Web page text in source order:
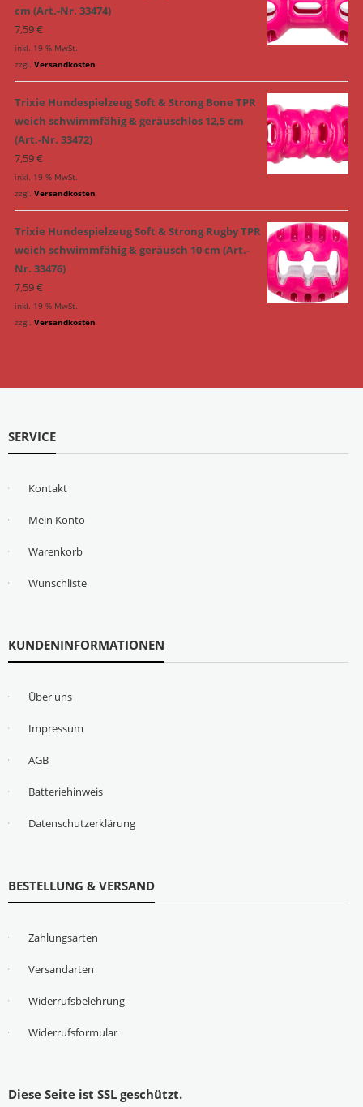
cm (Art.-Nr. 33474)
7,59€
inkl. 19 % MwSt.
zzgl. Versandkosten
Trixie Hundespielzeug Soft & Strong Bone TPR
weich schwimmfähig & geräuschlos 12,5 cm
(Art.-Nr. 33472)
7,59€
inkl. 19 % MwSt.
zzgl. Versandkosten
Trixie Hundespielzeug Soft & Strong Rugby TPR
weich schwimmfähig & geräusch 10 cm (Art.-
Nr. 33476)
7,59€
inkl. 19 % MwSt.
zzgl. Versandkosten
SERVICE
Kontakt
Mein Konto
Warenkorb
Wunschliste
KUNDENINFORMATIONEN
Über uns
Impressum
AGB
Batteriehinweis
Datenschutzerklärung
BESTELLUNG & VERSAND
Zahlungsarten
Versandarten
Widerrufsbelehrung
Widerrufsformular
Diese Seite ist SSL geschützt.